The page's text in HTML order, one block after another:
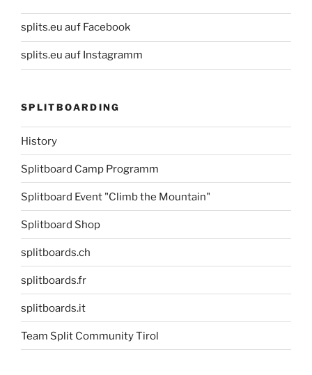
splits.eu auf Facebook
splits.eu auf Instagramm
SPLITBOARDING
History
Splitboard Camp Programm
Splitboard Event "Climb the Mountain"
Splitboard Shop
splitboards.ch
splitboards.fr
splitboards.it
Team Split Community Tirol